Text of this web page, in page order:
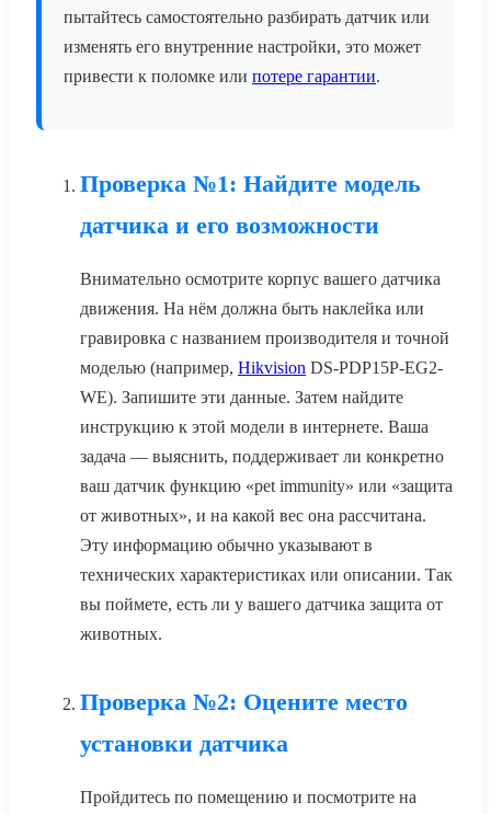
пытайтесь самостоятельно разбирать датчик или
изменять его внутренние настройки, это может
привести к поломке или потере гарантии.
Проверка №1: Найдите модель
датчика и его возможности
Внимательно осмотрите корпус вашего датчика
движения. На нём должна быть наклейка или
гравировка с названием производителя и точной
моделью (например, Hikvision DS-PDP15P-EG2-
WE). Запишите эти данные. Затем найдите
инструкцию к этой модели в интернете. Ваша
задача — выяснить, поддерживает ли конкретно
ваш датчик функцию «pet immunity» или «защита
от животных», и на какой вес она рассчитана.
Эту информацию обычно указывают в
технических характеристиках или описании. Так
вы поймете, есть ли у вашего датчика защита от
животных.
Проверка №2: Оцените место
установки датчика
Пройдитесь по помещению и посмотрите на